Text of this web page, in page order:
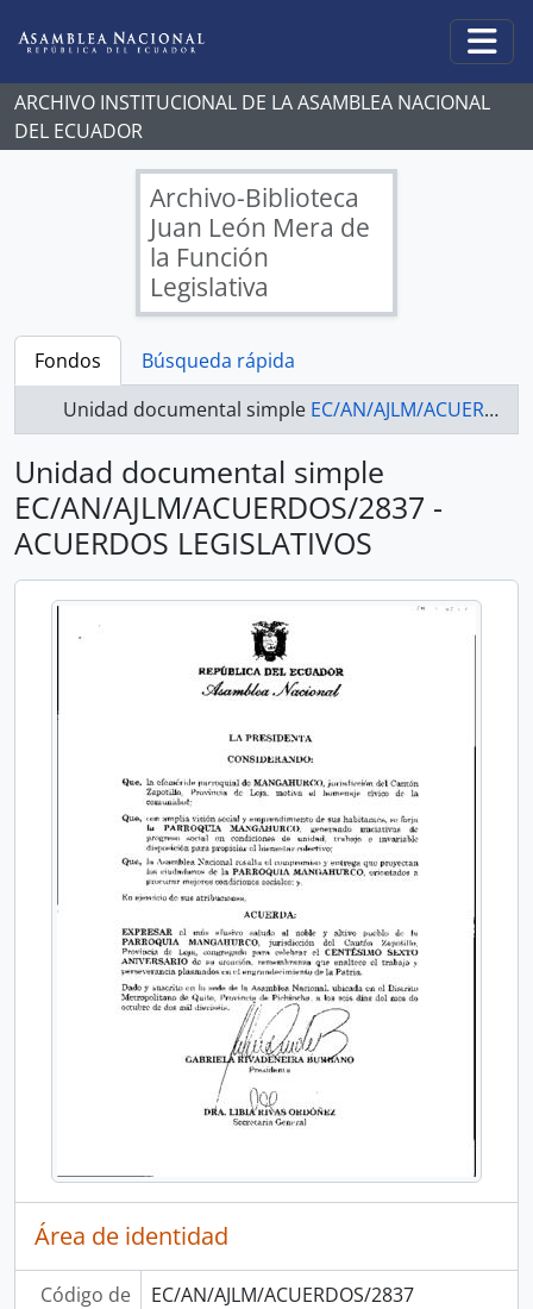
ARCHIVO INSTITUCIONAL DE LA ASAMBLEA NACIONAL
DEL ECUADOR
Archivo-Biblioteca
Juan León Mera de
la Función
Legislativa
Fondos
Búsqueda rápida
Unidad documental simple EC/AN/AJLM/ACUERDOS/2837 - ACUERDOS LEGISLATIVOS
Unidad documental simple
EC/AN/AJLM/ACUERDOS/2837 -
ACUERDOS LEGISLATIVOS
Área de identidad
Código de
EC/AN/AJLM/ACUERDOS/2837